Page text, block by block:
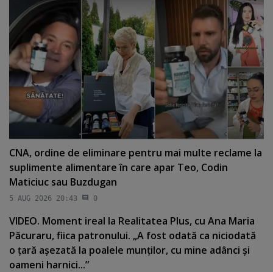
CNA, ordine de eliminare pentru mai multe reclame la
suplimente alimentare în care apar Teo, Codin
Maticiuc sau Buzdugan
5 AUG 2026 20:43 0
VIDEO. Moment ireal la Realitatea Plus, cu Ana Maria
Păcuraru, fiica patronului. „A fost odată ca niciodată
o ţară aşezată la poalele munţilor, cu mine adânci şi
oameni harnici...”